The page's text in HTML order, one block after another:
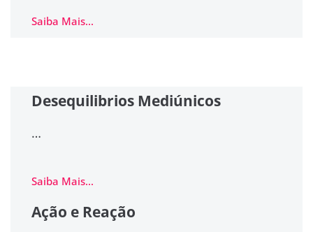
Saiba Mais...
Desequilibrios Mediúnicos
…
Saiba Mais...
Ação e Reação